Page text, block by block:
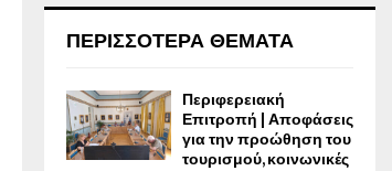
ΠΕΡΙΣΣΟΤΕΡΑ ΘΕΜΑΤΑ
Περιφερειακή
Επιτροπή | Αποφάσεις
για την προώθηση του
τουρισμού, κοινωνικές